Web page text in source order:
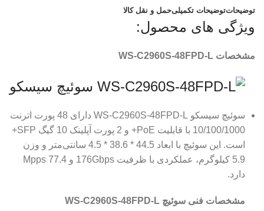
توضیحاتتوضیحات تکمیلیحمل و نقل کالا
ویژگی های محصول:
مشخصات WS-C2960S-48FPD-L
سوئیچ سیسکو WS-C2960S-48FPD-L دارای 48 پورت اترنت
10/100/1000 با قابلیت PoE+ و 2 پورت آپلینک 10 گیگ SFP+
است. این سوئیچ با ابعاد 44.5 * 38.6 * 4.5 سانتی‌متر و وزن
5.9 کیلوگرم، عملکردی با ظرفیت 176Gbps و 77.4 Mpps
دارد.
مشخصات فنی سوئیچ WS-C2960S-48FPD-L